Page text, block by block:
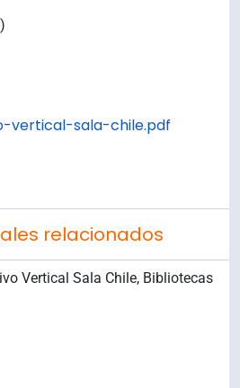
vertical-sala-chile.pdf
relacionados
Vertical Sala Chile, Bibliotecas